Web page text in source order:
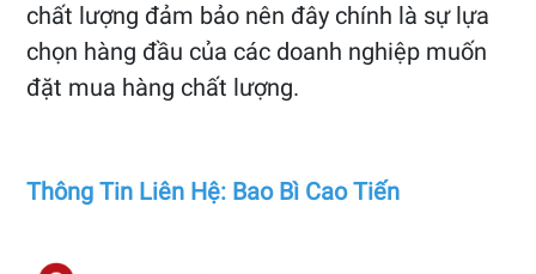
chất lượng đảm bảo nên đây chính là sự lựa
chọn hàng đầu của các doanh nghiệp muốn
đặt mua hàng chất lượng.
Thông Tin Liên Hệ: Bao Bì Cao Tiến